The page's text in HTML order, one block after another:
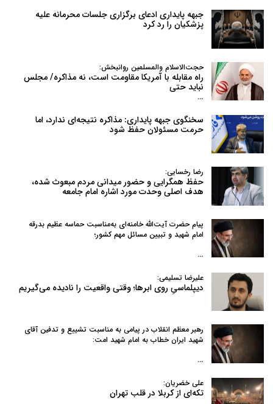
جبهه پایداری ادعای برگزاری جلسات محرمانه علیه
پزشکیان را رد کرد
حجت‌الاسلام والمسلمین روانبخش:
راه مقابله با آمریکا مقاومت است، نه مذاکره/ مجلس
نباید حتی
…
سخنگوی جبهه پایداری: مذاکره نتیجه‌ای ندارد، اما
حرمت مسئولان حفظ شود
رضا رخسایی:
حفظ همگرایی و حضور میدانی مردم مبعوث شده،
هدف اصلی وحدت مورد اشاره امام جامعه
پیام حضرت آیت‌الله خامنه‌ای به‌مناسبت حماسه عظیم بدرقه
امام شهید و تبیین مسائل مهم کشور؛
…
علیرضا تسلیمی:
دیپلماسیِ روی ابرها؛ وقتی واقعیت را نادیده می‌گیریم
رهبر معظم انقلاب در پیامی به‌ مناسبت تشییع و تدفین آقای
شهید ایران خطاب به امام شهید امت:
…
علی خضریان:
تکه‌ای از کربلا در قلب تهران